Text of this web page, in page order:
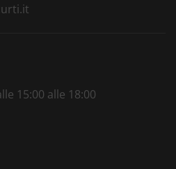
15:00 alle 18:00